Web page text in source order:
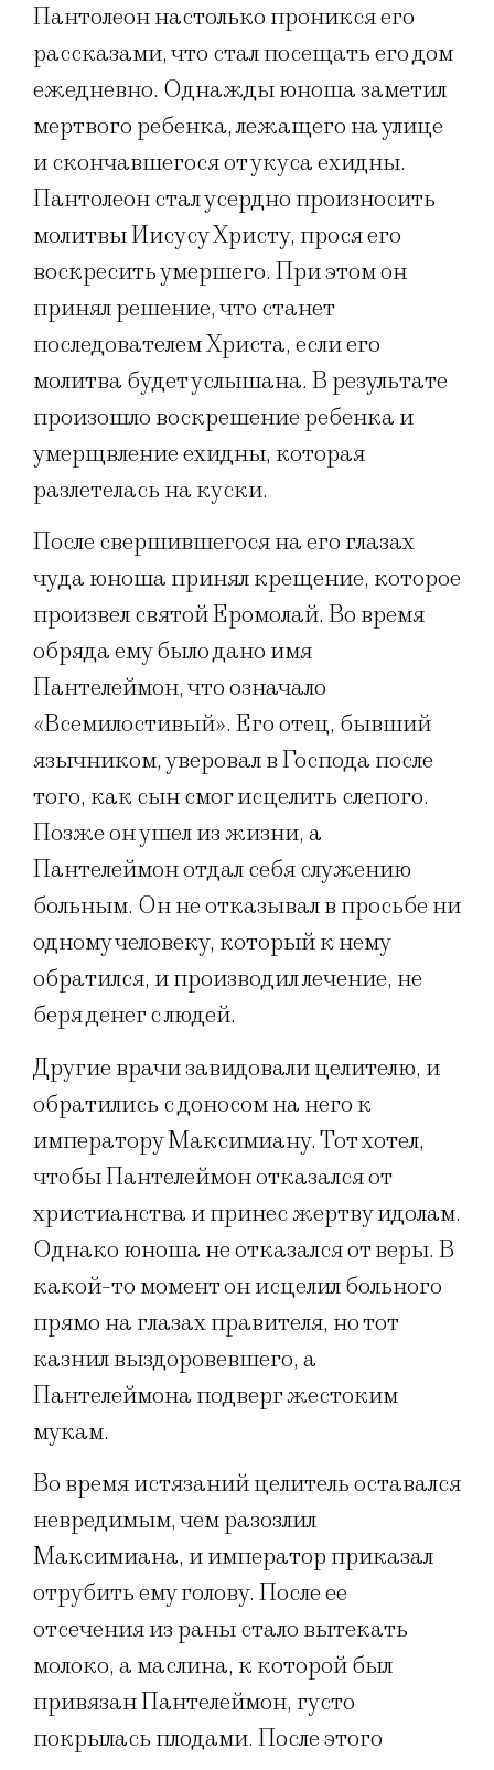
Пантолеон настолько проникся его
рассказами, что стал посещать его дом
ежедневно. Однажды юноша заметил
мертвого ребенка, лежащего на улице
и скончавшегося от укуса ехидны.
Пантолеон стал усердно произносить
молитвы Иисусу Христу, прося его
воскресить умершего. При этом он
принял решение, что станет
последователем Христа, если его
молитва будет услышана. В результате
произошло воскрешение ребенка и
умерщвление ехидны, которая
разлетелась на куски.
После свершившегося на его глазах
чуда юноша принял крещение, которое
произвел святой Еромолай. Во время
обряда ему было дано имя
Пантелеймон, что означало
«Всемилостивый». Его отец, бывший
язычником, уверовал в Господа после
того, как сын смог исцелить слепого.
Позже он ушел из жизни, а
Пантелеймон отдал себя служению
больным. Он не отказывал в просьбе ни
одному человеку, который к нему
обратился, и производил лечение, не
беря денег с людей.
Другие врачи завидовали целителю, и
обратились с доносом на него к
императору Максимиану. Тот хотел,
чтобы Пантелеймон отказался от
христианства и принес жертву идолам.
Однако юноша не отказался от веры. В
какой-то момент он исцелил больного
прямо на глазах правителя, но тот
казнил выздоровевшего, а
Пантелеймона подверг жестоким
мукам.
Во время истязаний целитель оставался
невредимым, чем разозлил
Максимиана, и император приказал
отрубить ему голову. После ее
отсечения из раны стало вытекать
молоко, а маслина, к которой был
привязан Пантелеймон, густо
покрылась плодами. После этого